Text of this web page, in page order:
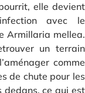
elle devient
avec le
Armillaria mellea.
un terrain
comme
de chute pour les
dedans, ce qui est